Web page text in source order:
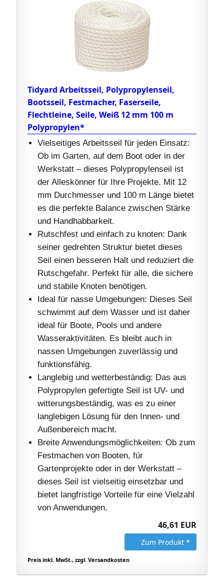
Tidyard Arbeitsseil, Polypropylenseil,
Bootsseil, Festmacher, Faserseile,
Flechtleine, Seile, Weiß 12 mm 100 m
Polypropylen*
Vielseitiges Arbeitsseil für jeden Einsatz:
Ob im Garten, auf dem Boot oder in der
Werkstatt – dieses Polypropylenseil ist
der Alleskönner für Ihre Projekte. Mit 12
mm Durchmesser und 100 m Länge bietet
es die perfekte Balance zwischen Stärke
und Handhabbarkeit.
Rutschfest und einfach zu knoten: Dank
seiner gedrehten Struktur bietet dieses
Seil einen besseren Halt und reduziert die
Rutschgefahr. Perfekt für alle, die sichere
und stabile Knoten benötigen.
Ideal für nasse Umgebungen: Dieses Seil
schwimmt auf dem Wasser und ist daher
ideal für Boote, Pools und andere
Wasseraktivitäten. Es bleibt auch in
nassen Umgebungen zuverlässig und
funktionsfähig.
Langlebig und wetterbeständig: Das aus
Polypropylen gefertigte Seil ist UV- und
witterungsbeständig, was es zu einer
langlebigen Lösung für den Innen- und
Außenbereich macht.
Breite Anwendungsmöglichkeiten: Ob zum
Festmachen von Booten, für
Gartenprojekte oder in der Werkstatt –
dieses Seil ist vielseitig einsetzbar und
bietet langfristige Vorteile für eine Vielzahl
von Anwendungen.
46,61 EUR
Zum Produkt *
Preis inkl. MwSt., zzgl. Versandkosten